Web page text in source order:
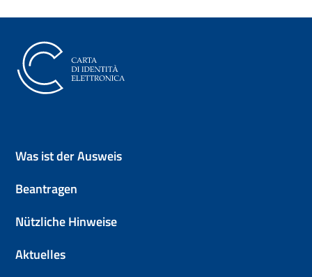
Was ist der Ausweis
Beantragen
Nützliche Hinweise
Aktuelles